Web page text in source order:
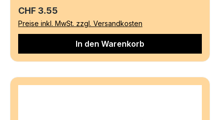
Regulärer Preis:
CHF 3.55
Preise inkl. MwSt. zzgl. Versandkosten
In den Warenkorb